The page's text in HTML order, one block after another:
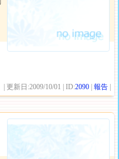
| 更新日:2009/10/01 | ID:2090 |報告